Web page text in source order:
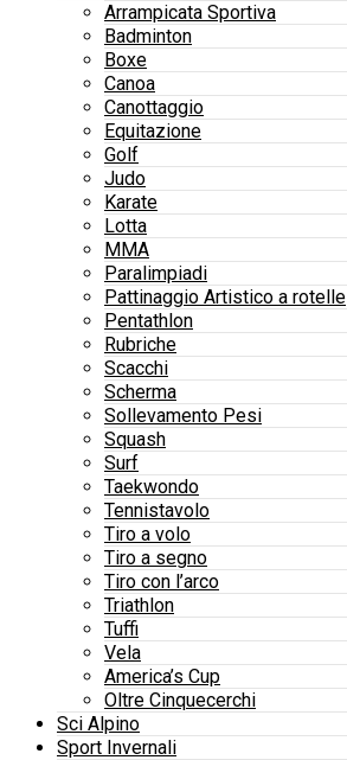
Arrampicata Sportiva
Badminton
Boxe
Canoa
Canottaggio
Equitazione
Golf
Judo
Karate
Lotta
MMA
Paralimpiadi
Pattinaggio Artistico a rotelle
Pentathlon
Rubriche
Scacchi
Scherma
Sollevamento Pesi
Squash
Surf
Taekwondo
Tennistavolo
Tiro a volo
Tiro a segno
Tiro con l’arco
Triathlon
Tuffi
Vela
America’s Cup
Oltre Cinquecerchi
Sci Alpino
Sport Invernali